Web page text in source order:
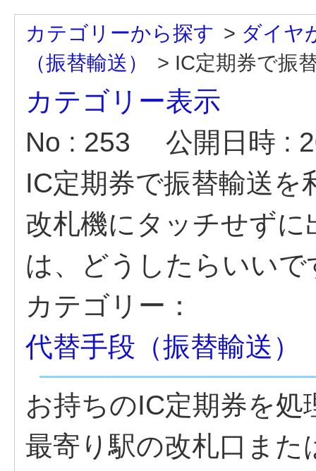
カテゴリーから探す > ダイヤ
（振替輸送）
> IC定期券で振
カテゴリー表示
No : 253
公開日時 :
IC定期券で振替輸送
改札機にタッチせず
は、どうしたらいいで
カテゴリー：
代替手段（振替輸送）
お持ちのIC定期券を
最寄り駅の改札口ま